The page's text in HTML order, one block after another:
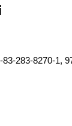
83-283-8270-1,